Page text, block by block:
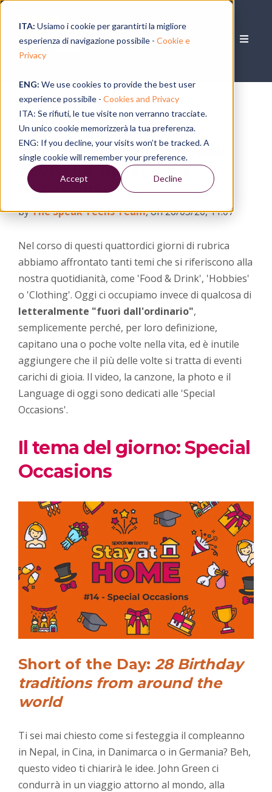
ITA: Usiamo i cookie per garantirti la migliore
esperienza di navigazione possibile - Cookie e
Privacy
ENG: We use cookies to provide the best user
experience possibile - Cookies and Privacy
ITA: Se rifiuti, le tue visite non verranno tracciate.
Un unico cookie memorizzerà la tua preferenza.
ENG: If you decline, your visits won’t be tracked. A
single cookie will remember your preference.
Accept Decline
Stay at Home with Speak
Teens | # 14 - Special
Occasions
byThe Speak Teens Team, on 26/03/20, 11:07
Nel corso di questi quattordici giorni di rubrica
abbiamo affrontato tanti temi che si riferiscono alla
nostra quotidianità, come 'Food & Drink', 'Hobbies'
o 'Clothing'. Oggi ci occupiamo invece di qualcosa di
letteralmente "fuori dall'ordinario",
semplicemente perché, per loro definizione,
capitano una o poche volte nella vita, ed è inutile
aggiungere che il più delle volte si tratta di eventi
carichi di gioia. Il video, la canzone, la photo e il
Language di oggi sono dedicati alle 'Special
Occasions'.
Il tema del giorno: Special
Occasions
Short of the Day: 28 Birthday
traditions from around the
world
Ti sei mai chiesto come si festeggia il compleanno
in Nepal, in Cina, in Danimarca o in Germania? Beh,
questo video ti chiarirà le idee. John Green ci
condurrà in un viaggio attorno al mondo, alla